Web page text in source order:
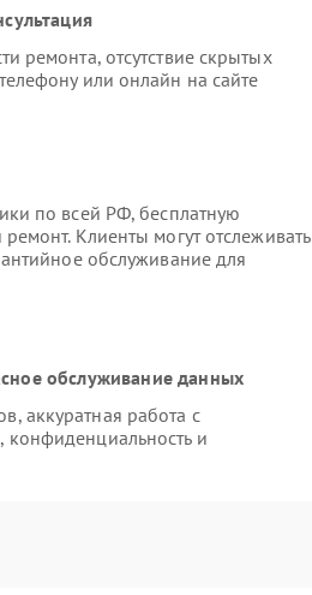
ремонта, отсутствие скрытых
или онлайн на сайте
по всей РФ, бесплатную
Клиенты могут отслеживать
обслуживание для
обслуживание данных
аккуратная работа с
и